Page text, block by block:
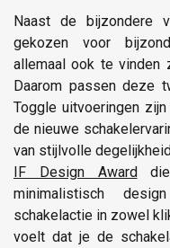
Naast de bijzondere
gekozen voor
allemaal ook te vinden
Daarom passen deze
Toggle uitvoeringen
de nieuwe
van stijlvolle
IF Design Awarddie
minimalistisch
schakelactie in zowel
voelt dat je de